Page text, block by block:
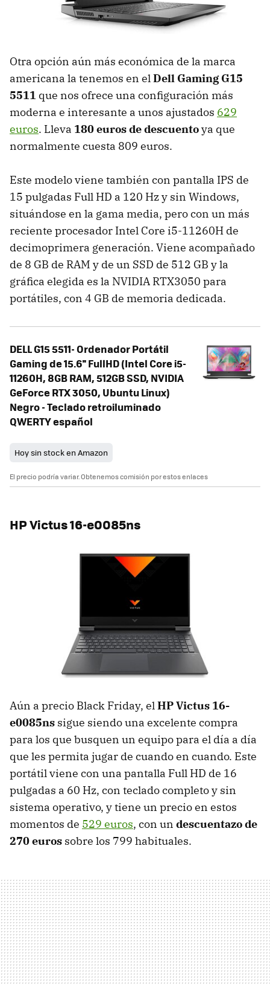
Otra opción aún más económica de la marca
americana la tenemos en elDell Gaming G15
5511 que nos ofrece una configuración más
moderna e interesante a unos ajustados 629
euros. Lleva 180 euros de descuentoya que
normalmente cuesta 809 euros.
Este modelo viene también con pantalla IPS de
15 pulgadas Full HD a 120 Hz y sin Windows,
situándose en la gama media, pero con un más
reciente procesador Intel Core i5-11260H de
decimoprimera generación. Viene acompañado
de 8 GB de RAM y de un SSD de 512 GB y la
gráfica elegida es la NVIDIA RTX3050 para
portátiles, con 4 GB de memoria dedicada.
DELL G15 5511- Ordenador Portátil
Gaming de 15.6'' FullHD (Intel Core i5-
11260H, 8GB RAM, 512GB SSD, NVIDIA
GeForce RTX 3050, Ubuntu Linux)
Negro - Teclado retroiluminado
QWERTY español
Hoy sin stock en Amazon
El precio podría variar. Obtenemos comisión por estos enlaces
HP Victus 16-e0085ns
Aún a precio Black Friday, elHP Victus 16-
e0085ns sigue siendo una excelente compra
para los que busquen un equipo para el día a día
que les permita jugar de cuando en cuando. Este
portátil viene con una pantalla Full HD de 16
pulgadas a 60 Hz, con teclado completo y sin
sistema operativo, y tiene un precio en estos
momentos de 529 euros, con un descuentazo de
270 euros sobre los 799 habituales.